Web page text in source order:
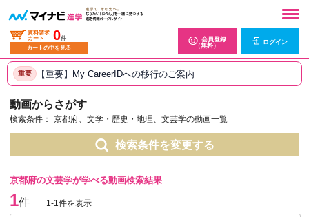
資料請求
カート
0件
カートの中を見る
会員登録
（無料）
ログイン
重要 【重要】My CareerIDへの移行のご案内
動画からさがす
検索条件： 京都府、文学・歴史・地理、文芸学の動画一覧
検索条件を変更する
京都府の文芸学が学べる動画検索結果
1件 1-1件を表示